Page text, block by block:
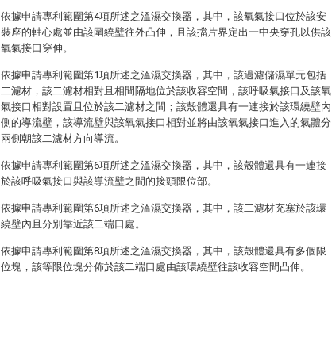
依據申請專利範圍第4項所述之溫濕交換器，其中，該氧氣接口位於該安
裝座的軸心處並由該圍繞壁往外凸伸，且該擋片界定出一中央穿孔以供該
氧氣接口穿伸。
依據申請專利範圍第1項所述之溫濕交換器，其中，該過濾儲濕單元包括
二濾材，該二濾材相對且相間隔地位於該收容空間，該呼吸氣接口及該氧
氣接口相對設置且位於該二濾材之間；該殼體還具有一連接於該環繞壁內
側的導流壁，該導流壁與該氧氣接口相對並將由該氧氣接口進入的氣體分
兩側朝該二濾材方向導流。
依據申請專利範圍第6項所述之溫濕交換器，其中，該殼體還具有一連接
於該呼吸氣接口與該導流壁之間的接頭限位部。
依據申請專利範圍第6項所述之溫濕交換器，其中，該二濾材充塞於該環
繞壁內且分別靠近該二端口處。
依據申請專利範圍第8項所述之溫濕交換器，其中，該殼體還具有多個限
位塊，該等限位塊分佈於該二端口處由該環繞壁往該收容空間凸伸。